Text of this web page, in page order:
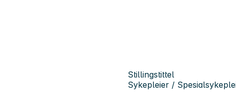
Stillingstittel
Sykepleier /